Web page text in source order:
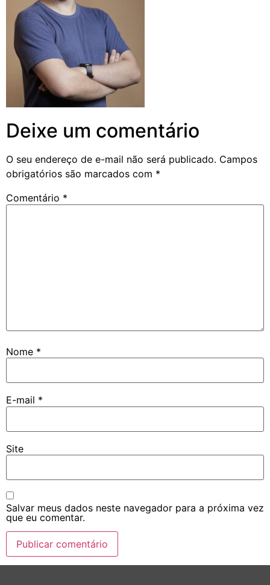
Deixe um comentário
O seu endereço de e-mail não será publicado. Campos
obrigatórios são marcados com *
Comentário *
Nome *
E-mail *
Site
Salvar meus dados neste navegador para a próxima vez
que eu comentar.